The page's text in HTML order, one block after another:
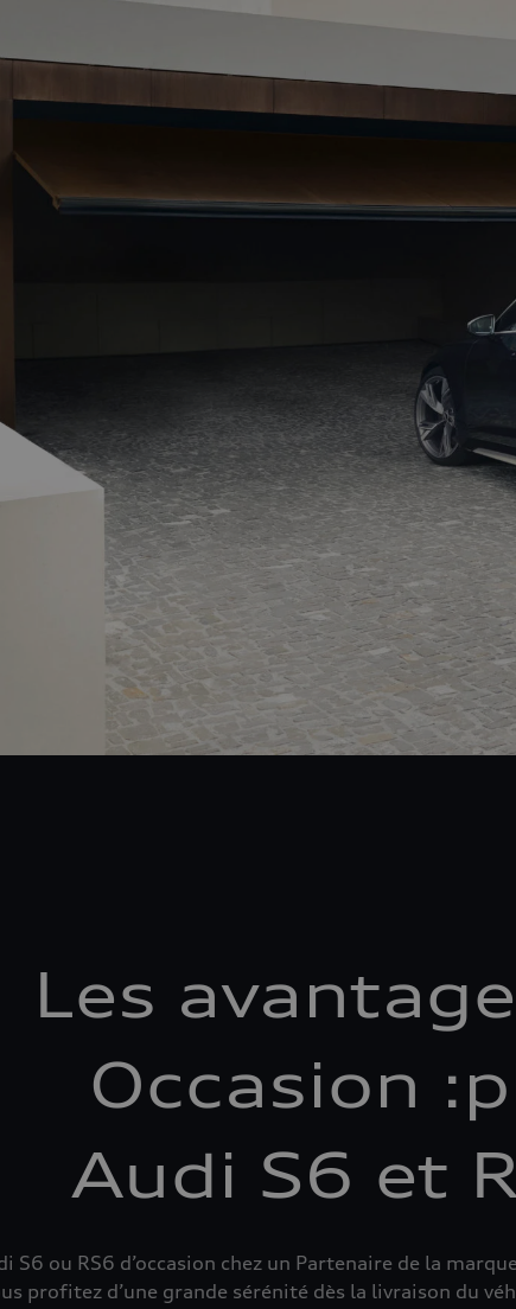
Les
Occasion
Audi S6 et
S6 ou RS6 d’occasion chez un Partenaire de la
profitez d’une grande sérénité dès la livraison du